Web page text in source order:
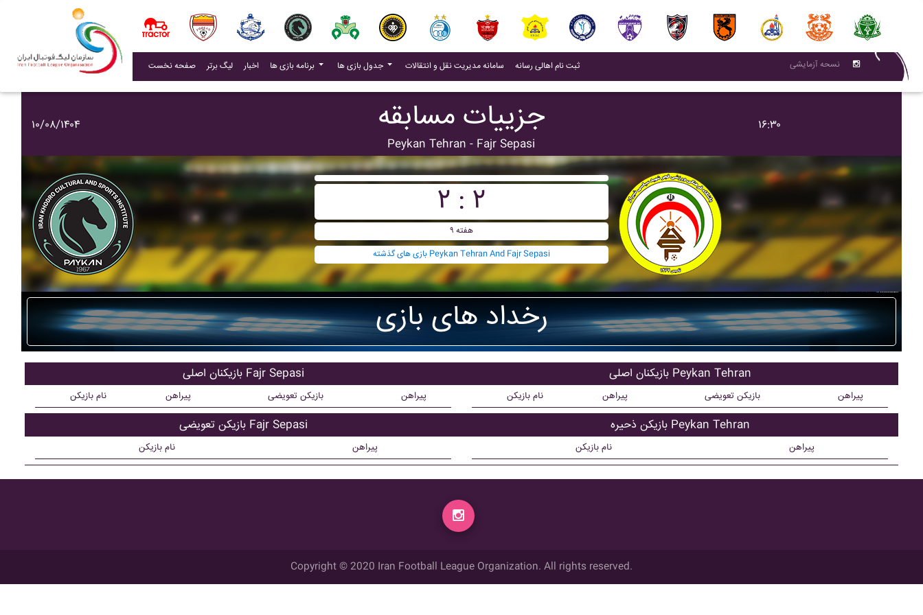
صفحه نخست لیگ برتر اخبار(current) برنامه بازی ها جدول بازی ها سامانه مدیریت نقل و انتقالات (current)
ثبت نام اهالی رسانه(current) نسحه آزمایشی
۱۰/۰۸/۱۴۰۴ جزییات مسابقه
Peykan Tehran - Fajr Sepasi
۱۶:۳۰
۲ : ۲
هفته ۹
بازی های گذشته Peykan Tehran And Fajr Sepasi
رخداد های بازی
بازیکنان اصلی Fajr Sepasi
نام بازیکن پیراهن بازیکن تعویضی پیراهن
بازیکن تعویضی Fajr Sepasi
نام بازیکن پیراهن
بازیکنان اصلی Peykan Tehran
نام بازیکن پیراهن بازیکن تعویضی پیراهن
بازیکن ذحیره Peykan Tehran
نام بازیکن پیراهن
Copyright © 2020 Iran Football League Organization. All rights reserved.